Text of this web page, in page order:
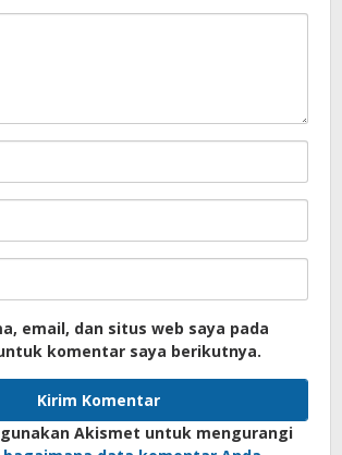
email, dan situs web saya pada
komentar saya berikutnya.
Akismet untuk mengurangi